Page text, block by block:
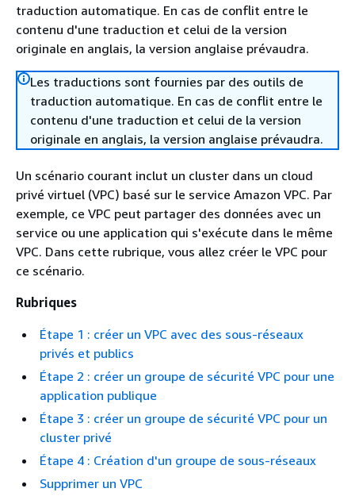
traduction automatique. En cas de conflit entre le
contenu d'une traduction et celui de la version
originale en anglais, la version anglaise prévaudra.
Les traductions sont fournies par des outils de
traduction automatique. En cas de conflit entre le
contenu d'une traduction et celui de la version
originale en anglais, la version anglaise prévaudra.
Un scénario courant inclut un cluster dans un cloud
privé virtuel (VPC) basé sur le service Amazon VPC. Par
exemple, ce VPC peut partager des données avec un
service ou une application qui s'exécute dans le même
VPC. Dans cette rubrique, vous allez créer le VPC pour
ce scénario.
Rubriques
Étape 1 : créer un VPC avec des sous-réseaux
privés et publics
Étape 2 : créer un groupe de sécurité VPC pour une
application publique
Étape 3 : créer un groupe de sécurité VPC pour un
cluster privé
Étape 4 : Création d'un groupe de sous-réseaux
Supprimer un VPC